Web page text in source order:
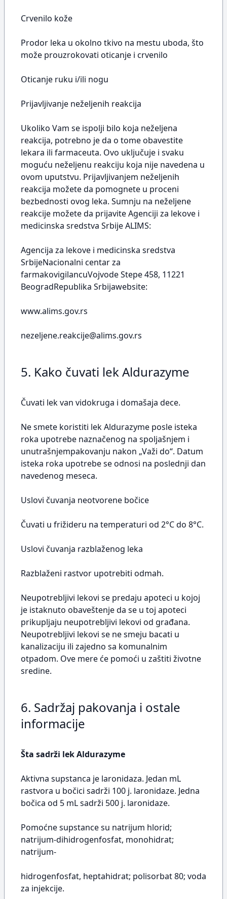
Crvenilo kože
Prodor leka u okolno tkivo na mestu uboda, što
može prouzrokovati oticanje i crvenilo
Oticanje ruku i/ili nogu
Prijavljivanje neželjenih reakcija
Ukoliko Vam se ispolji bilo koja neželjena
reakcija, potrebno je da o tome obavestite
lekara ili farmaceuta. Ovo uključuje i svaku
moguću neželjenu reakciju koja nije navedena u
ovom uputstvu. Prijavljivanjem neželjenih
reakcija možete da pomognete u proceni
bezbednosti ovog leka. Sumnju na neželjene
reakcije možete da prijavite Agenciji za lekove i
medicinska sredstva Srbije ALIMS:
Agencija za lekove i medicinska sredstva
SrbijeNacionalni centar za
farmakovigilancuVojvode Stepe 458, 11221
BeogradRepublika Srbijawebsite:
www.alims.gov.rs
nezeljene.reakcije@alims.gov.rs
5. Kako čuvati lek Aldurazyme
Čuvati lek van vidokruga i domašaja dece.
Ne smete koristiti lek Aldurazyme posle isteka
roka upotrebe naznačenog na spoljašnjem i
unutrašnjempakovanju nakon „Važi do“. Datum
isteka roka upotrebe se odnosi na poslednji dan
navedenog meseca.
Uslovi čuvanja neotvorene bočice
Čuvati u frižideru na temperaturi od 2°C do 8°C.
Uslovi čuvanja razblaženog leka
Razblaženi rastvor upotrebiti odmah.
Neupotrebljivi lekovi se predaju apoteci u kojoj
je istaknuto obaveštenje da se u toj apoteci
prikupljaju neupotrebljivi lekovi od građana.
Neupotrebljivi lekovi se ne smeju bacati u
kanalizaciju ili zajedno sa komunalnim
otpadom. Ove mere će pomoći u zaštiti životne
sredine.
6. Sadržaj pakovanja i ostale
informacije
Šta sadrži lek Aldurazyme
Aktivna supstanca je laronidaza. Jedan mL
rastvora u bočici sadrži 100 j. laronidaze. Jedna
bočica od 5 mL sadrži 500 j. laronidaze.
Pomoćne supstance su natrijum hlorid;
natrijum-dihidrogenfosfat, monohidrat;
natrijum-
hidrogenfosfat, heptahidrat; polisorbat 80; voda
za injekcije.